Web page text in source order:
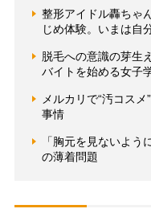
整形アイドル轟ちゃ
じめ体験。いまは自
脱毛への意識の芽生
バイトを始める女子
メルカリで“汚コス
事情
「胸元を見ないよ
の薄着問題